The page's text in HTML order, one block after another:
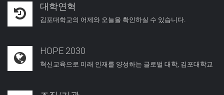
대학연혁
김포대학교의 어제와 오늘을 확인하실 수 있습니다.
HOPE 2030
혁신교육으로 미래 인재를 양성하는 글로벌 대학, 김포대학교